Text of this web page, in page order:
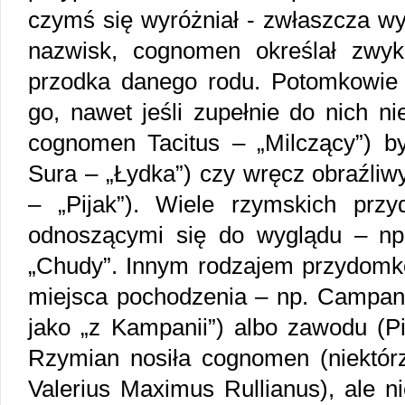
czymś się wyróżniał - zwłaszcza
nazwisk, cognomen określał
przodka danego rodu.
go, nawet jeśli zupełnie do nich
cognomen Tacitus – „Milczący”)
Sura – „Łydka”) czy wręcz
– „Pijak”). Wiele rzymskich
odnoszącymi się do wyglądu –
„Chudy”. Innym rodzajem
miejsca pochodzenia – np.
jako „z Kampanii”) albo zawodu
Rzymian nosiła cognomen
Valerius Maximus Rullianus), ale